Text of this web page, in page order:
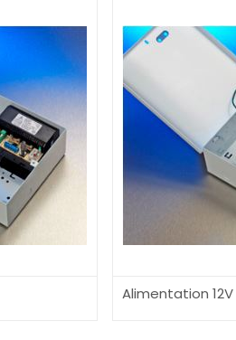
Alimentation